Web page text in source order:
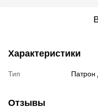
Характеристики
Тип Патрон
Отзывы